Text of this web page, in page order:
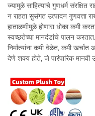
ज्यामुळे साहित्याचे गुणधर्म संरक्षित
न राहता सुसंगत उत्पादन गुणवत्ता
हाताळणीमुळे होणारा धोका कमी
स्वच्छतेच्या मानदंडांचे पालन करतात.
निर्मात्यांना कमी वेळेत, कमी
देणे शक्य होते, जे पारंपारिक मानवी